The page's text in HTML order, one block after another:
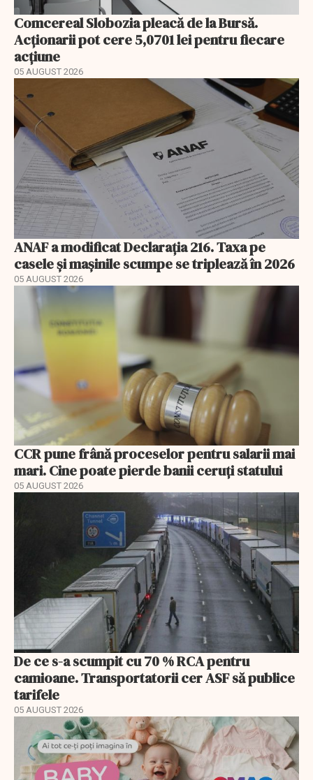
Comcereal Slobozia pleacă de la Bursă.
Acționarii pot cere 5,0701 lei pentru fiecare
acțiune
05 AUGUST 2026
ANAF a modificat Declarația 216. Taxa pe
casele și mașinile scumpe se triplează în 2026
05 AUGUST 2026
CCR pune frână proceselor pentru salarii mai
mari. Cine poate pierde banii ceruți statului
05 AUGUST 2026
De ce s-a scumpit cu 70 % RCA pentru
camioane. Transportatorii cer ASF să publice
tarifele
05 AUGUST 2026